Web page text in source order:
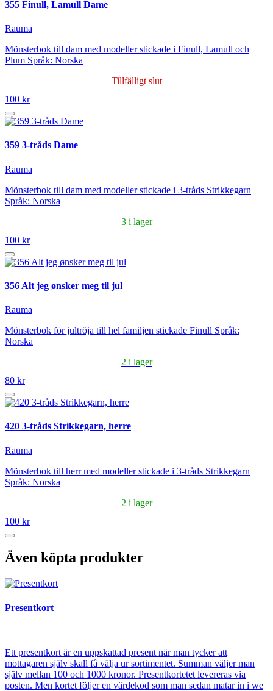
355 Finull, Lamull Dame
Rauma
Mönsterbok till dam med modeller stickade i Finull, Lamull och
Plum Språk: Norska
Tillfälligt slut
100 kr
359 3-tråds Dame
Rauma
Mönsterbok till dam med modeller stickade i 3-tråds Strikkegarn
Språk: Norska
3 i lager
100 kr
356 Alt jeg ønsker meg til jul
Rauma
Mönsterbok för jultröja till hel familjen stickade Finull Språk:
Norska
2 i lager
80 kr
420 3-tråds Strikkegarn, herre
Rauma
Mönsterbok till herr med modeller stickade i 3-tråds Strikkegarn
Språk: Norska
2 i lager
100 kr
Även köpta produkter
Presentkort
Ett presentkort är en uppskattad present när man tycker att
mottagaren själv skall få välja ur sortimentet. Summan väljer man
själv mellan 100 och 1000 kronor. Presentkortetet levereras via
posten. Men kortet följer en värdekod som man sedan matar in i we